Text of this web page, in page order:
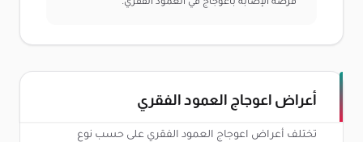
فرصة الإصابة باعوجاج في العمود الفقري.
أعراض اعوجاج العمود الفقري
تختلف أعراض اعوجاج العمود الفقري على حسب نوع